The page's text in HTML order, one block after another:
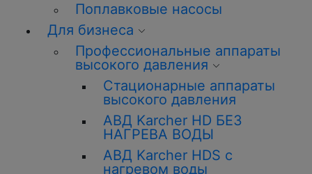
Поплавковые насосы
Для бизнеса
Профессиональные аппараты
высокого давления
Стационарные аппараты
высокого давления
АВД Karcher HD БЕЗ
НАГРЕВА ВОДЫ
АВД Karcher HDS с
нагревом воды